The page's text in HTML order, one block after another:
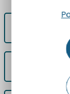
Le label